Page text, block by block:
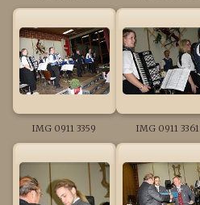
IMG 0911 3359 IMG 0911 3361